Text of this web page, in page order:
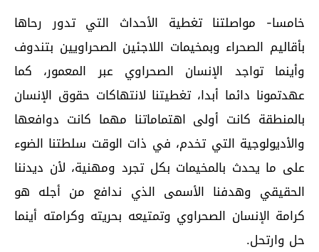
خامسا- مواصلتنا تغطية الأحداث التي تدور رحاها
بأقاليم الصحراء وبمخيمات اللاجئين الصحراويين بتندوف
وأينما تواجد الإنسان الصحراوي عبر المعمور، كما
عهدتمونا دائما أبدا، تغطيتنا لانتهاكات حقوق الإنسان
بالمنطقة كانت أولى اهتماماتنا مهما كانت دوافعها
والأديولوجية التي تخدم، في ذات الوقت سلطتنا الضوء
على ما يحدث بالمخيمات بكل تجرد ومهنية، لأن ديدننا
الحقيقي وهدفنا الأسمى الذي ندافع من أجله هو
كرامة الإنسان الصحراوي وتمتيعه بحريته وكرامته أينما
حل وارتحل.